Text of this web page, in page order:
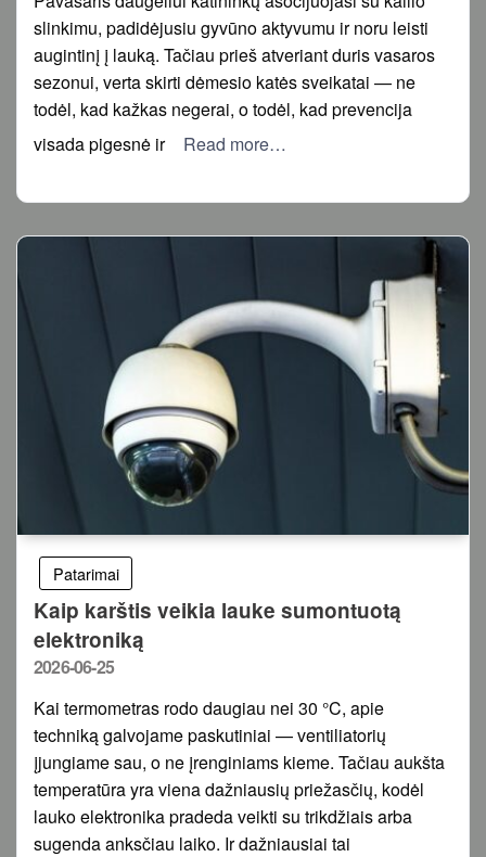
slinkimu, padidėjusiu gyvūno aktyvumu ir noru leisti
augintinį į lauką. Tačiau prieš atveriant duris vasaros
sezonui, verta skirti dėmesio katės sveikatai — ne
todėl, kad kažkas negerai, o todėl, kad prevencija
visada pigesnė ir
Read more…
Patarimai
Kaip karštis veikia lauke sumontuotą
elektroniką
Posted
2026-06-25
Kai termometras rodo daugiau nei 30 °C, apie
techniką galvojame paskutiniai — ventiliatorių
įjungiame sau, o ne įrenginiams kieme. Tačiau aukšta
temperatūra yra viena dažniausių priežasčių, kodėl
lauko elektronika pradeda veikti su trikdžiais arba
sugenda anksčiau laiko. Ir dažniausiai tai